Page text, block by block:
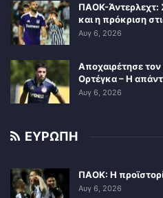
ΠΑΟΚ-Άντερλεχτ:
και η πρόκριση
Αυγ 6, 2026
Αποχαιρέτησε
Ορτέγκα – Η
Αυγ 6, 2026
ΕΥΡΩΠΗ
ΠΑΟΚ: Η
Αυγ 6, 2026